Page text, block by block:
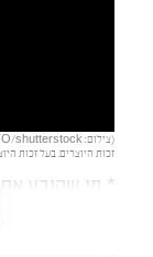
זכות היוצרים. בעל זכות
* מי שקובע
ההלכה בלבד,
טיב כשרותם